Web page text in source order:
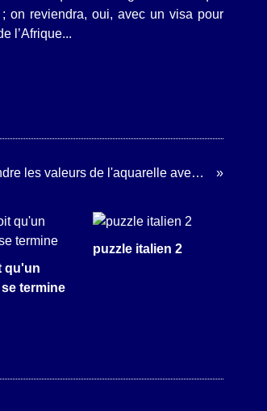
on reviendra, oui, avec un visa pour
l’Afrique...
apprendre les valeurs de l'aquarelle avec Ara Güler
qu'un
termine
puzzle italien 2